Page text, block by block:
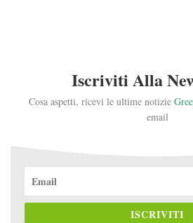
Iscriviti Alla
Cosa aspetti, ricevi le ultime notizie
email
ISCRIVITI